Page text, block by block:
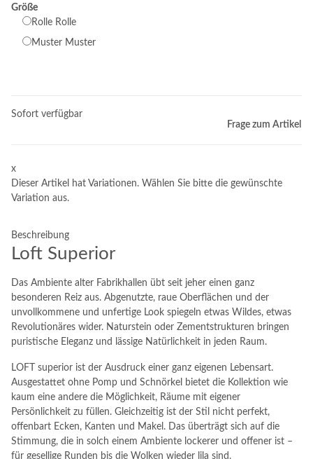
Größe
Rolle Rolle
Muster Muster
Sofort verfügbar
Frage zum Artikel
x
Dieser Artikel hat Variationen. Wählen Sie bitte die gewünschte
Variation aus.
Beschreibung
Loft Superior
Das Ambiente alter Fabrikhallen übt seit jeher einen ganz
besonderen Reiz aus. Abgenutzte, raue Oberflächen und der
unvollkommene und unfertige Look spiegeln etwas Wildes, etwas
Revolutionäres wider. Naturstein oder Zementstrukturen bringen
puristische Eleganz und lässige Natürlichkeit in jeden Raum.
LOFT superior ist der Ausdruck einer ganz eigenen Lebensart.
Ausgestattet ohne Pomp und Schnörkel bietet die Kollektion wie
kaum eine andere die Möglichkeit, Räume mit eigener
Persönlichkeit zu füllen. Gleichzeitig ist der Stil nicht perfekt,
offenbart Ecken, Kanten und Makel. Das überträgt sich auf die
Stimmung, die in solch einem Ambiente lockerer und offener ist –
für gesellige Runden bis die Wolken wieder lila sind.